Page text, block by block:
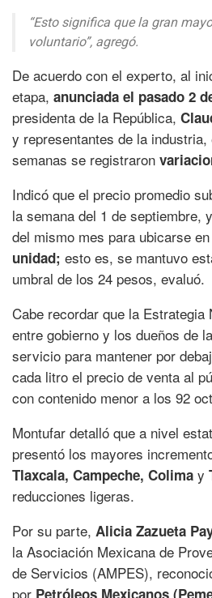
“Esto significa que la gran
voluntario”, agregó.
De acuerdo con el experto, al
etapa, anunciada el pasado 2
presidenta de la República,
y representantes de la
semanas se registraron
Indicó que el precio promedio
la semana del 1 de septiembre, y
del mismo mes para ubicarse
unidad; esto es, se mantuvo
umbral de los 24 pesos, evaluó.
Cabe recordar que la Estrategia
entre gobierno y los dueños de
servicio para mantener por
cada litro el precio de venta al
con contenido menor a los 92
Montufar detalló que a nivel
presentó los mayores
Tlaxcala, Campeche, Colima y
reducciones ligeras.
Por su parte, Alicia Zazueta
la Asociación Mexicana de
de Servicios (AMPES),
por